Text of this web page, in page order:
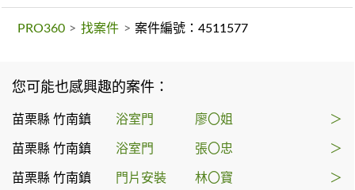
PRO360 > 找案件 > 案件編號：4511577
您可能也感興趣的案件：
苗栗縣 竹南鎮 浴室門 廖〇姐 ＞
苗栗縣 竹南鎮 浴室門 張〇忠 ＞
苗栗縣 竹南鎮 門片安裝 林〇寶 ＞